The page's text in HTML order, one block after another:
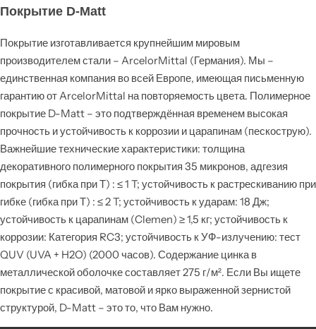
Покрытие D-Matt
Покрытие изготавливается крупнейшим мировым
производителем стали – ArcelorMittal (Германия). Мы –
единственная компания во всей Европе, имеющая письменную
гарантию от ArcelorMittal на повторяемость цвета. Полимерное
покрытие D-Matt – это подтверждённая временем высокая
прочность и устойчивость к коррозии и царапинам (пескострую).
Важнейшие технические характеристики: толщина
декоративного полимерного покрытия 35 микронов, адгезия
покрытия (гибка при Т) : ≤ 1 T; устойчивость к растрескиванию при
гибке (гибка при Т) : ≤ 2 T; устойчивость к ударам: 18 Дж;
устойчивость к царапинам (Clemen) ≥ 1,5 кг; устойчивость к
коррозии: Категория RC3; устойчивость к УФ-излучению: тест
QUV (UVA + H2O) (2000 часов). Содержание цинка в
металлической оболочке составляет 275 г/м². Если Вы ищете
покрытие с красивой, матовой и ярко выраженной зернистой
структурой, D-Matt – это то, что Вам нужно.